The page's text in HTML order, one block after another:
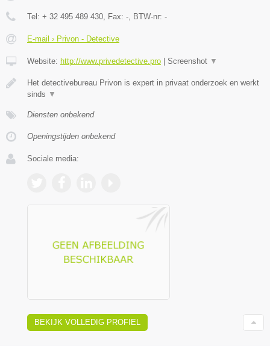
Tel: + 32 495 489 430 , Fax: - , BTW-nr: -
E-mail › Privon - Detective
Website: http://www.privedetective.pro | Screenshot ▼
Het detectivebureau Privon is expert in privaat onderzoek en werkt
sinds ▼
Diensten onbekend
Openingstijden onbekend
Sociale media:
BEKIJK VOLLEDIG PROFIEL